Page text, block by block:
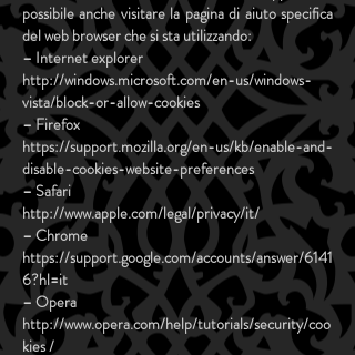
possibile anche visitare la pagina di aiuto specifica
del web browser che si sta utilizzando:
– Internet explorer
http://windows.microsoft.com/en-us/windows-
vista/block-or-allow-cookies
– Firefox
https://support.mozilla.org/en-us/kb/enable-and-
disable-cookies-website-preferences
– Safari
http://www.apple.com/legal/privacy/it/
– Chrome
https://support.google.com/accounts/answer/6141
6?hl=it
– Opera
http://www.opera.com/help/tutorials/security/coo
kies/